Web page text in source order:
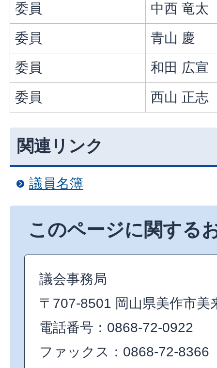
委員
中西 竜太
委員
青山 慶
委員
和田 広宣
委員
西山 正志
関連リンク
議員名簿
このページに関する
議会事務局
〒707-8501 岡山県美作市美
電話番号：0868-72-0922
ファックス：0868-72-8366